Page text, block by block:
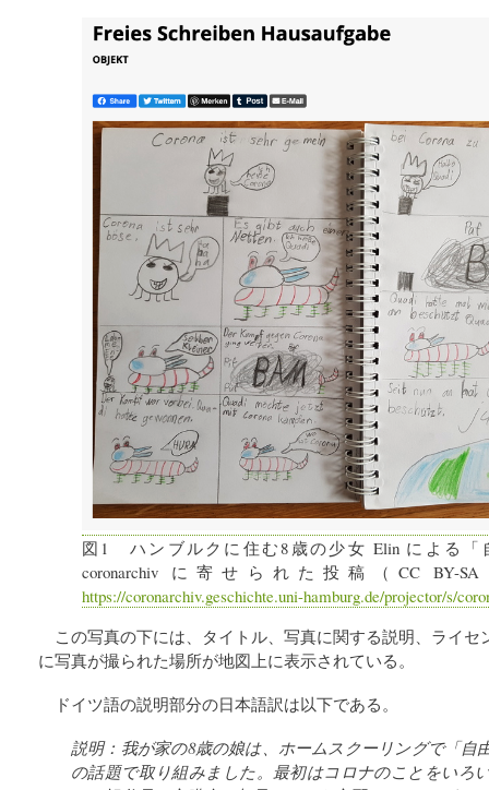
図1 ハンブルクに住む8歳の少女 Elin による「
coronarchiv に寄せられた投稿（CC BY-SA
https://coronarchiv.geschichte.uni-hamburg.de/projector/s/
この写真の下には、タイトル、写真に関する説明、ライ
に写真が撮られた場所が地図上に表示されている。
ドイツ語の説明部分の日本語訳は以下である。
説明：我が家の8歳の娘は、ホームスクーリングで「自
の話題で取り組みました。最初はコロナのことをいろ